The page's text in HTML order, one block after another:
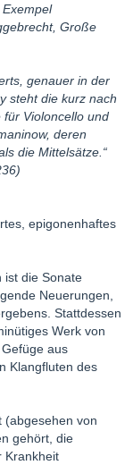
Große
genauer in der
steht die kurz nach
Violoncello und
deren
die Mittelsätze.“
epigonenhaftes
ist die Sonate
Neuerungen,
Stattdessen
Werk von
aus
Klangfluten des
(abgesehen von
gehört, die
Krankheit